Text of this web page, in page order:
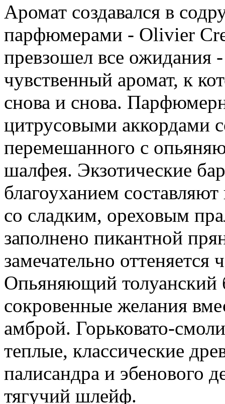
Аромат создавался в
парфюмерами - Olivier
превзошел все ожидания
чувственный аромат, к
снова и снова.
цитрусовыми аккордами
перемешанного с
шалфея. Экзотические
благоуханием
со сладким, ореховым
заполнено пикантной
замечательно
Опьяняющий толуанский
сокровенные желания
амброй. Горьковато-
теплые, классические
палисандра и эбенового
тягучий шлейф.